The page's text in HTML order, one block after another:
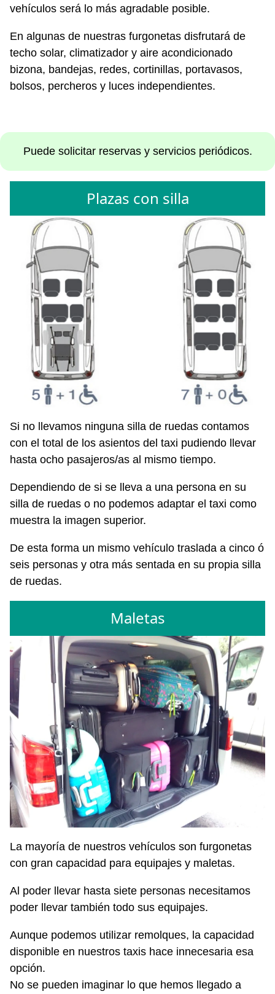
vehículos será lo más agradable posible.
En algunas de nuestras furgonetas disfrutará de
techo solar, climatizador y aire acondicionado
bizona, bandejas, redes, cortinillas, portavasos,
bolsos, percheros y luces independientes.
Puede solicitar reservas y servicios periódicos.
Plazas con silla
Si no llevamos ninguna silla de ruedas contamos
con el total de los asientos del taxi pudiendo llevar
hasta ocho pasajeros/as al mismo tiempo.
Dependiendo de si se lleva a una persona en su
silla de ruedas o no podemos adaptar el taxi como
muestra la imagen superior.
De esta forma un mismo vehículo traslada a cinco ó
seis personas y otra más sentada en su propia silla
de ruedas.
Maletas
La mayoría de nuestros vehículos son furgonetas
con gran capacidad para equipajes y maletas.
Al poder llevar hasta siete personas necesitamos
poder llevar también todo sus equipajes.
Aunque podemos utilizar remolques, la capacidad
disponible en nuestros taxis hace innecesaria esa
opción.
No se pueden imaginar lo que hemos llegado a